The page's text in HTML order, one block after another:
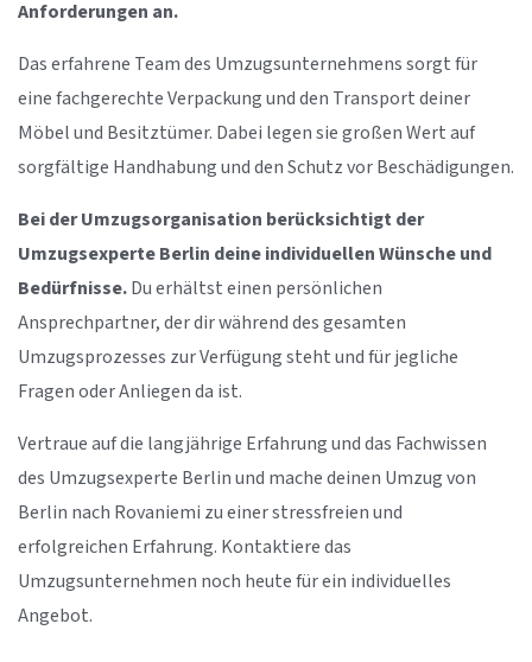
Anforderungen an.
Das erfahrene Team des Umzugsunternehmens sorgt für
eine fachgerechte Verpackung und den Transport deiner
Möbel und Besitztümer. Dabei legen sie großen Wert auf
sorgfältige Handhabung und den Schutz vor Beschädigungen.
Bei der Umzugsorganisation berücksichtigt der
Umzugsexperte Berlin deine individuellen Wünsche und
Bedürfnisse.Du erhältst einen persönlichen
Ansprechpartner, der dir während des gesamten
Umzugsprozesses zur Verfügung steht und für jegliche
Fragen oder Anliegen da ist.
Vertraue auf die langjährige Erfahrung und das Fachwissen
des Umzugsexperte Berlin und mache deinen Umzug von
Berlin nach Rovaniemi zu einer stressfreien und
erfolgreichen Erfahrung. Kontaktiere das
Umzugsunternehmen noch heute für ein individuelles
Angebot.